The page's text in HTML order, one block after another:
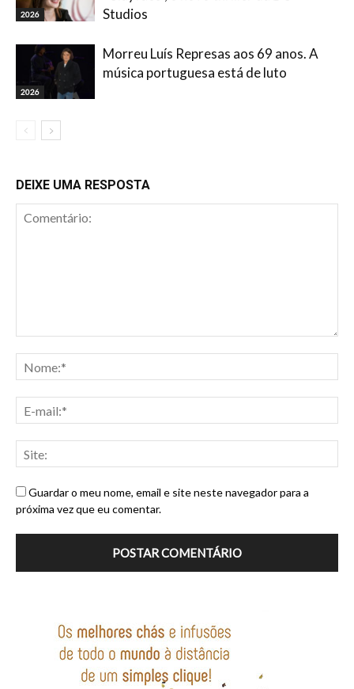
2026
Studios
2026
Morreu Luís Represas aos 69 anos. A
música portuguesa está de luto
DEIXE UMA RESPOSTA
Guardar o meu nome, email e site neste navegador para a
próxima vez que eu comentar.